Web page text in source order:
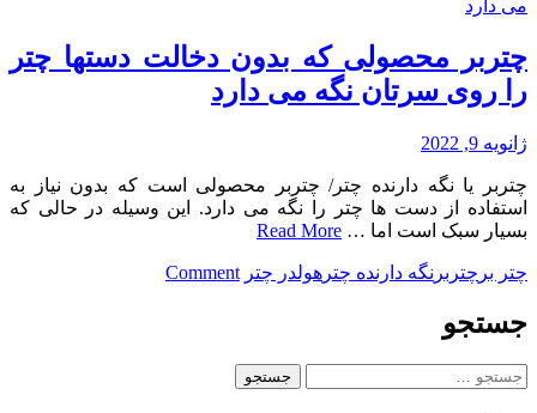
چتربر محصولی که بدون دخالت دستها چتر
را روی سرتان نگه می دارد
ژانویه 9, 2022
چتربر یا نگه دارنده چتر/ چتربر محصولی است که بدون نیاز به
استفاده از دست ها چتر را نگه می دارد. این وسیله در حالی که
بسیار سبک است اما … Read More
چتر بر چتربر نگه دارنده چتر هولدر چتر Comment
on
جستجو
جستجو